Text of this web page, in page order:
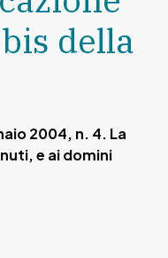
della
2004, n. 4. La
e ai domini